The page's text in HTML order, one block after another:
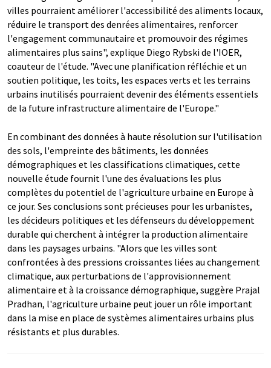
villes pourraient améliorer l'accessibilité des aliments locaux,
réduire le transport des denrées alimentaires, renforcer
l'engagement communautaire et promouvoir des régimes
alimentaires plus sains", explique Diego Rybski de l'IOER,
coauteur de l'étude. "Avec une planification réfléchie et un
soutien politique, les toits, les espaces verts et les terrains
urbains inutilisés pourraient devenir des éléments essentiels
de la future infrastructure alimentaire de l'Europe."
En combinant des données à haute résolution sur l'utilisation
des sols, l'empreinte des bâtiments, les données
démographiques et les classifications climatiques, cette
nouvelle étude fournit l'une des évaluations les plus
complètes du potentiel de l'agriculture urbaine en Europe à
ce jour. Ses conclusions sont précieuses pour les urbanistes,
les décideurs politiques et les défenseurs du développement
durable qui cherchent à intégrer la production alimentaire
dans les paysages urbains. "Alors que les villes sont
confrontées à des pressions croissantes liées au changement
climatique, aux perturbations de l'approvisionnement
alimentaire et à la croissance démographique, suggère Prajal
Pradhan, l'agriculture urbaine peut jouer un rôle important
dans la mise en place de systèmes alimentaires urbains plus
résistants et plus durables.